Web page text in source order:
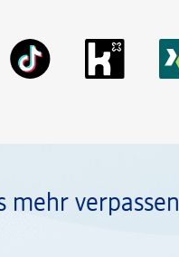
mehr verpassen